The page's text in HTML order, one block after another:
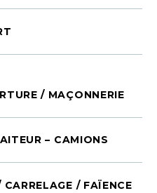
/ MAÇONNERIE
– CAMIONS
/ FAÏENCE